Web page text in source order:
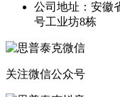
公司地址：安徽
号工业坊8栋
关注微信公众号